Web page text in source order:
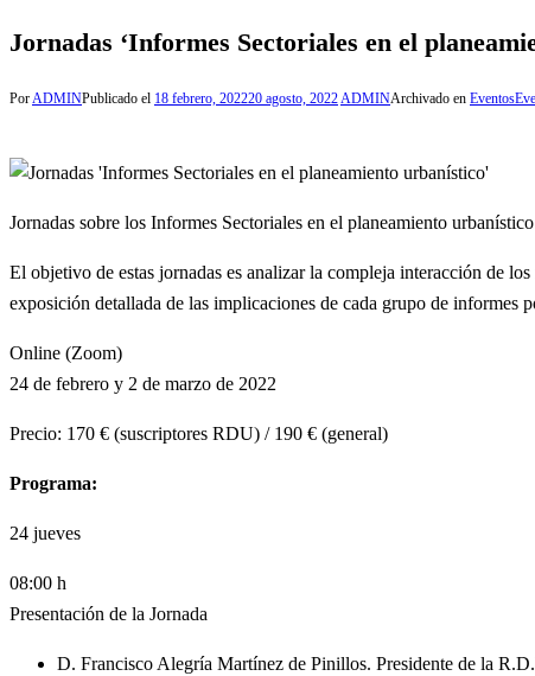
Jornadas ‘Informes Sectoriales en el
PorADMINPublicado el 18 febrero, 202220 agosto, 2022ADMINArchivado en Eventos
Jornadas sobre los Informes Sectoriales en el planeamiento
El objetivo de estas jornadas es analizar la compleja interacción de
exposición detallada de las implicaciones de cada grupo de informes
Online (Zoom)
24 de febrero y 2 de marzo de 2022
Precio: 170 € (suscriptores RDU) / 190 € (general)
Programa:
24 jueves
08:00 h
Presentación de la Jornada
D. Francisco Alegría Martínez de Pinillos. Presidente de la